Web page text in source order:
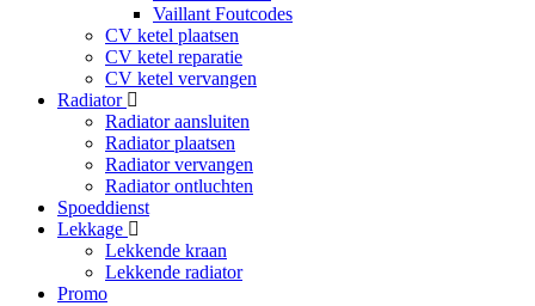
Vaillant Foutcodes
CV ketel plaatsen
CV ketel reparatie
CV ketel vervangen
Radiator
Radiator aansluiten
Radiator plaatsen
Radiator vervangen
Radiator ontluchten
Spoeddienst
Lekkage
Lekkende kraan
Lekkende radiator
Promo